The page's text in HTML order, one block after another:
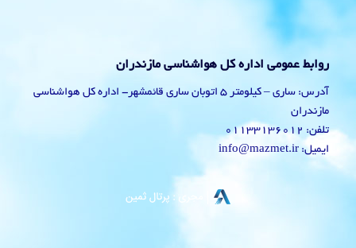
روابط عمومی اداره کل هواشناسی مازندران
آدرس: ساری – کیلومتر 5 اتوبان ساری قائمشهر- اداره کل هواشناسی
مازندران
تلفن: 01133136012
ایمیل: info@mazmet.ir